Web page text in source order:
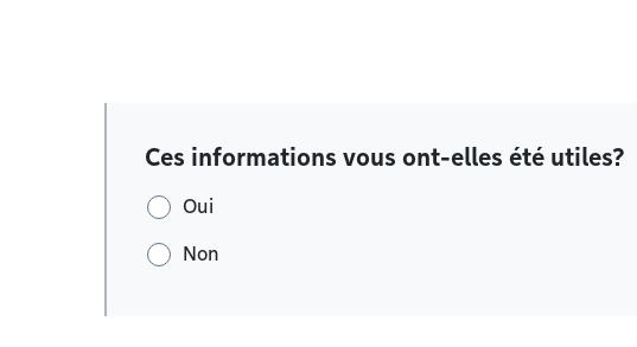
Ces informations vous ont-elles été utiles?
Oui
Non